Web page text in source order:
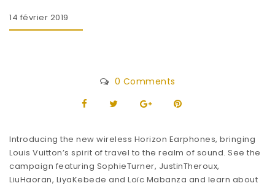
14 février 2019
0 Comments
Introducing the new wireless Horizon Earphones, bringing
Louis Vuitton’s spirit of travel to the realm of sound. See the
campaign featuring SophieTurner, JustinTheroux,
LiuHaoran, LiyaKebede and Loïc Mabanza and learn about